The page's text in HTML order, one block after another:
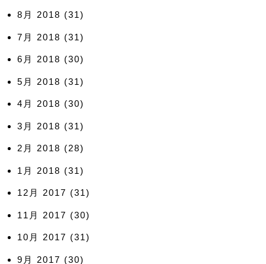
8月 2018 (31)
7月 2018 (31)
6月 2018 (30)
5月 2018 (31)
4月 2018 (30)
3月 2018 (31)
2月 2018 (28)
1月 2018 (31)
12月 2017 (31)
11月 2017 (30)
10月 2017 (31)
9月 2017 (30)